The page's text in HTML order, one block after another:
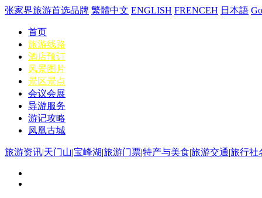
张家界旅游首选品牌 繁體中文 ENGLISH FRENCEH 日本語
首页
旅游线路
酒店预订
风景图片
景区景点
会议会展
导游服务
游记攻略
凤凰古城
旅游资讯|天门山|宝峰湖|旅游门票|特产与美食|旅游交通|旅行社